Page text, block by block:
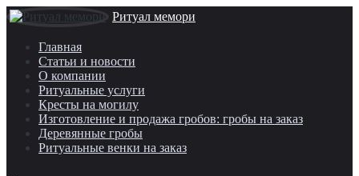
Ритуал мемори
Главная
Статьи и новости
О компании
Ритуальные услуги
Кресты на могилу
Изготовление и продажа гробов: гробы на заказ
Деревянные гробы
Ритуальные венки на заказ